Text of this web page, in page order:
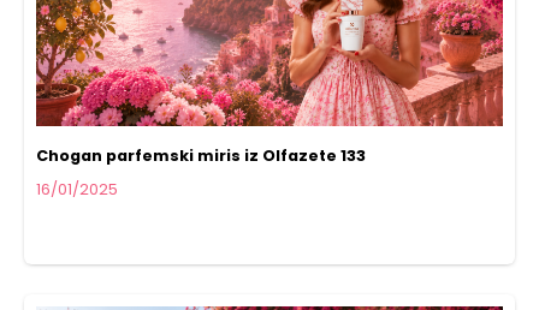
Chogan parfemski miris iz Olfazete 133
16/01/2025